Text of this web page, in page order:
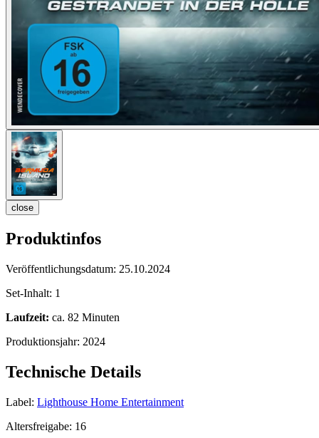
close
Produktinfos
Veröffentlichungsdatum: 25.10.2024
Set-Inhalt: 1
Laufzeit: ca. 82 Minuten
Produktionsjahr: 2024
Technische Details
Label: Lighthouse Home Entertainment
Altersfreigabe: 16